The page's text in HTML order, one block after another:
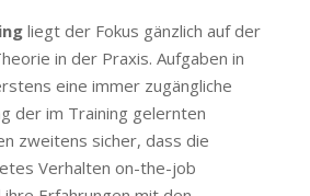
liegt der Fokus gänzlich auf der
in der Praxis. Aufgaben in
eine immer zugängliche
der im Training gelernten
zweitens sicher, dass die
Verhalten on-the-job